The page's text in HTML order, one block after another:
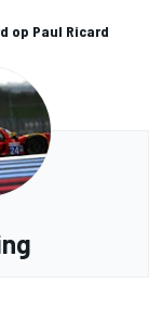
op Paul Ricard